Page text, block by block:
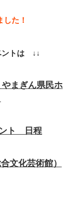
た！
ントは ↓↓
まぎん県民ホ
ト 日程
文化芸術館）